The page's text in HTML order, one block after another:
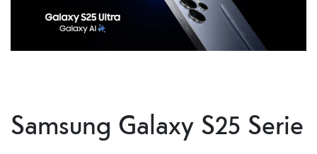
Samsung Galaxy S25 Serie